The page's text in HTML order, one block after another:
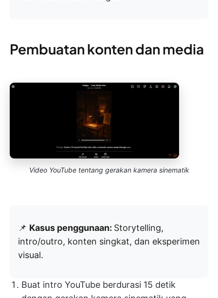
Pembuatan konten dan media
Video YouTube tentang gerakan kamera sinematik
📌 Kasus penggunaan: Storytelling,
intro/outro, konten singkat, dan eksperimen
visual.
Buat intro YouTube berdurasi 15 detik